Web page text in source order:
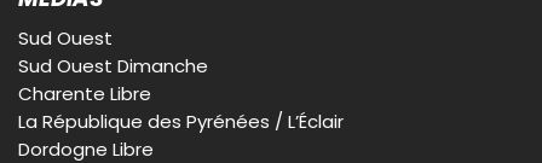
Sud Ouest
Sud Ouest Dimanche
Charente Libre
La République des Pyrénées / L’Éclair
Dordogne Libre